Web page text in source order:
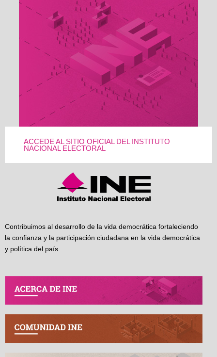
ACCEDE AL SITIO OFICIAL DEL INSTITUTO
NACIONAL ELECTORAL
Contribuimos al desarrollo de la vida democrática fortaleciendo
la confianza y la participación ciudadana en la vida democrática
y política del país.